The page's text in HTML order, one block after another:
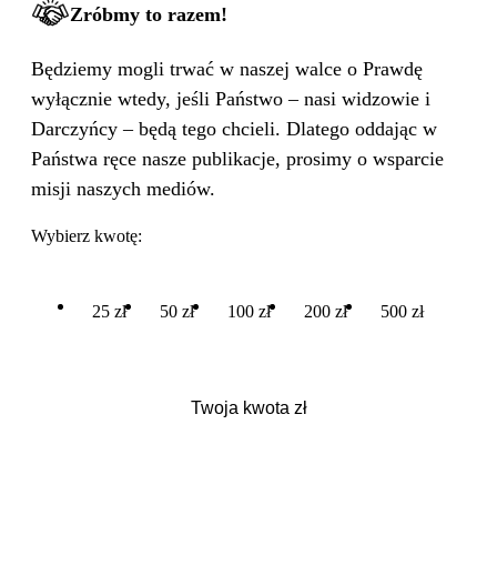
Zróbmy to razem!
Będziemy mogli trwać w naszej walce o Prawdę
wyłącznie wtedy, jeśli Państwo – nasi widzowie i
Darczyńcy – będą tego chcieli. Dlatego oddając w
Państwa ręce nasze publikacje, prosimy o wsparcie
misji naszych mediów.
Wybierz kwotę:
25 zł 50 zł 100 zł 200 zł 500 zł